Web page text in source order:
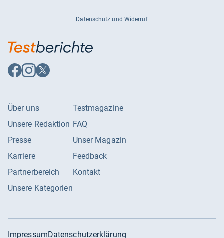
Datenschutz und Widerruf
Auf
Facebook
Auf
Instagram
Auf
X
Über uns
Unsere Redaktion
Presse
Karriere
Partnerbereich
Unsere Kategorien
Testmagazine
FAQ
Unser Magazin
Feedback
Kontakt
ImpressumDatenschutzerklärung